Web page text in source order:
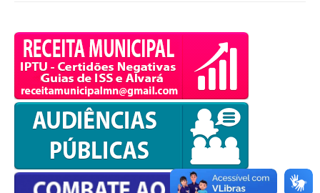
OK
European Commission |